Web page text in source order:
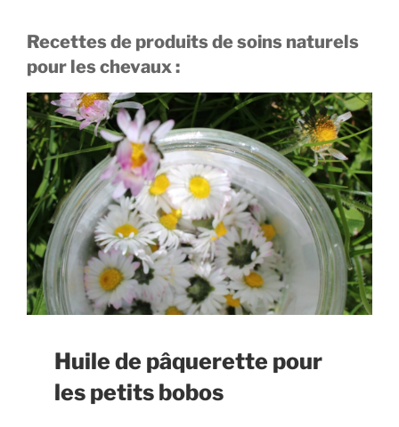
Recettes de produits de soins naturels
pour les chevaux :
Huile de pâquerette pour
les petits bobos